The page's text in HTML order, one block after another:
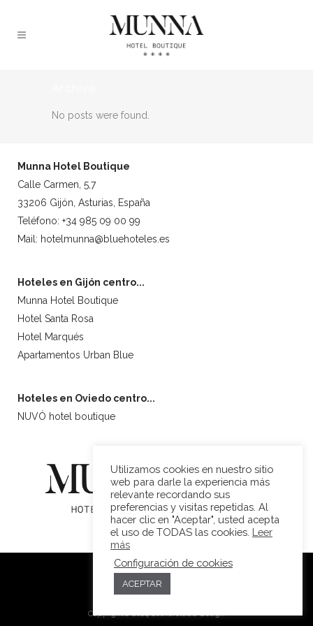
No posts were found.
Munna Hotel Boutique
Calle Carmen, 5,7
33206 Gijón, Asturias, España
Teléfono: +34 985 09 00 99
Mail: hotelmunna@bluehoteles.es
Hoteles en Gijón centro...
Munna Hotel Boutique
Hotel Santa Rosa
Hotel Marqués
Apartamentos Urban Blue
Hoteles en Oviedo centro...
NUVÓ hotel boutique
Aviso Legal· Política de Cookies
Copyright© 2024 Bookerclub® Design
Utilizamos cookies en nuestro sitio
web para darle la experiencia más
relevante recordando sus
preferencias y visitas repetidas. Al
hacer clic en "Aceptar", usted acepta
el uso de TODAS las cookies. Leer
más
Configuración de cookies
ACEPTAR